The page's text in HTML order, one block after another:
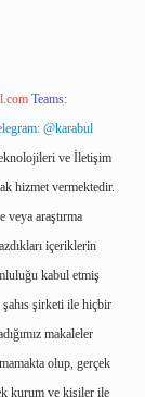
Teams:
@karabul
ve İletişim
hizmet vermektedir.
veya araştırma
içeriklerin
kabul etmiş
şirketi ile hiçbir
makaleler
olup, gerçek
kurum ve kişiler ile